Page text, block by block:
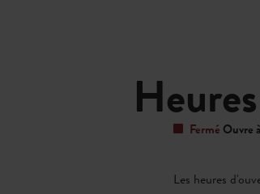
Fermé Ouvre
Les heures